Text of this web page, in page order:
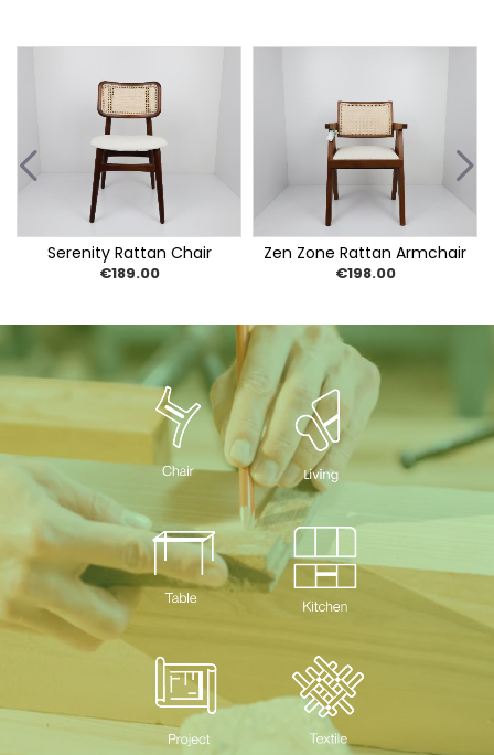
Serenity Rattan Chair
€189.00
Zen Zone Rattan Armchair
€198.00